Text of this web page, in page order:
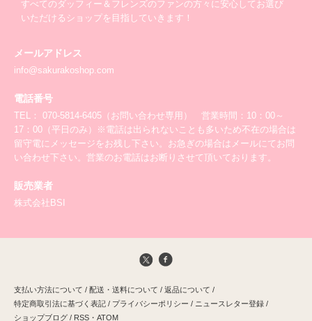
すべてのダッフィー＆フレンズのファンの方々に安心してお選び
いただけるショップを目指していきます！
メールアドレス
info@sakurakoshop.com
電話番号
TEL： 070-5814-6405（お問い合わせ専用） 営業時間：10：00～
17：00（平日のみ）※電話は出られないことも多いため不在の場合は
留守電にメッセージをお残し下さい。お急ぎの場合はメールにてお問
い合わせ下さい。営業のお電話はお断りさせて頂いております。
販売業者
株式会社BSI
支払い方法について / 配送・送料について / 返品について /
特定商取引法に基づく表記 / プライバシーポリシー / ニュースレター登録 /
ショップブログ / RSS ・ ATOM